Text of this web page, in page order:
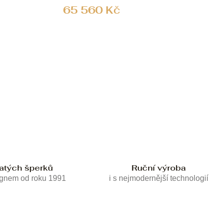
65 560 Kč
šperků
od roku 1991
Ruční výroba
i s nejmodernější technologií